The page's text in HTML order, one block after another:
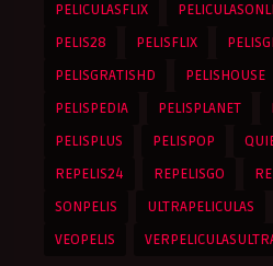
PELICULASFLIX
PELIS28
PELISFLIX
PELISGRATISHD
PELISHOUSE
PELISPEDIA
PELISPLANET
PELISPLUS
PELISPOP
REPELIS24
REPELISGO
SONPELIS
ULTRAPELICULAS
VEOPELIS